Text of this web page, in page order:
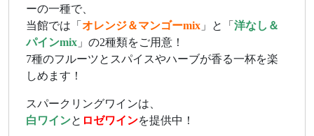
ーの一種で、
当館では「 オレンジ＆マンゴーmix 」と「 洋なし＆
パインmix 」の2種類をご用意！
7種のフルーツとスパイスやハーブが香る一杯を楽
しめます！
スパークリングワインは、
白ワインと ロゼワインを提供中！